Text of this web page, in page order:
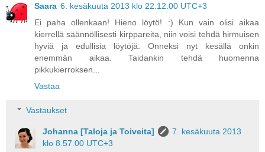
Saara 6. kesäkuuta 2013 klo 22.12.00 UTC+3
Ei paha ollenkaan! Hieno löytö! :) Kun vain olisi aikaa
kierrellä säännöllisesti kirppareita, niin voisi tehdä hirmuisen
hyviä ja edullisia löytöjä. Onneksi nyt kesällä onkin
enemmän aikaa. Taidankin tehdä huomenna
pikkukierroksen...
Vastaa
Vastaukset
Johanna [Taloja ja Toiveita]
7. kesäkuuta 2013
klo 8.57.00 UTC+3